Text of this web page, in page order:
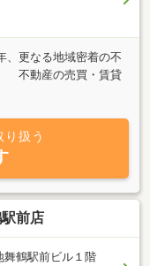
、更なる地域密着の不
動産の売買・賃貸
効活用等においても、
ート（株）にご依頼下
、お気軽にお問い合
扱う
前店
舞鶴駅前ビル１階